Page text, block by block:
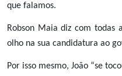
que falamos.
Robson Maia diz com todas
olho na sua candidatura ao
Por isso mesmo, João “se